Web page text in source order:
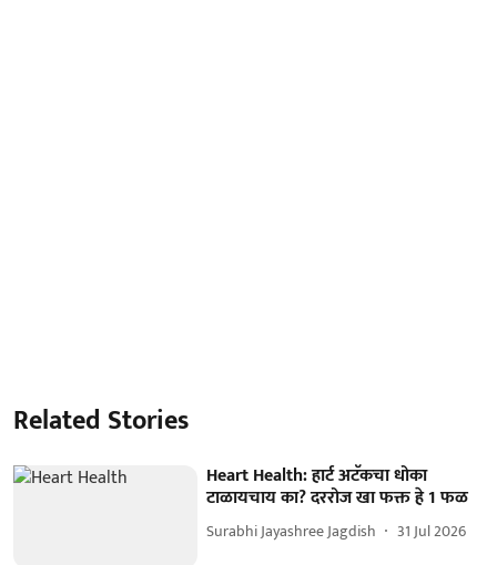
Related Stories
Heart Health: हार्ट अटॅकचा धोका
टाळायचाय का? दररोज खा फक्त हे 1 फळ
Surabhi Jayashree Jagdish 31 Jul 2026